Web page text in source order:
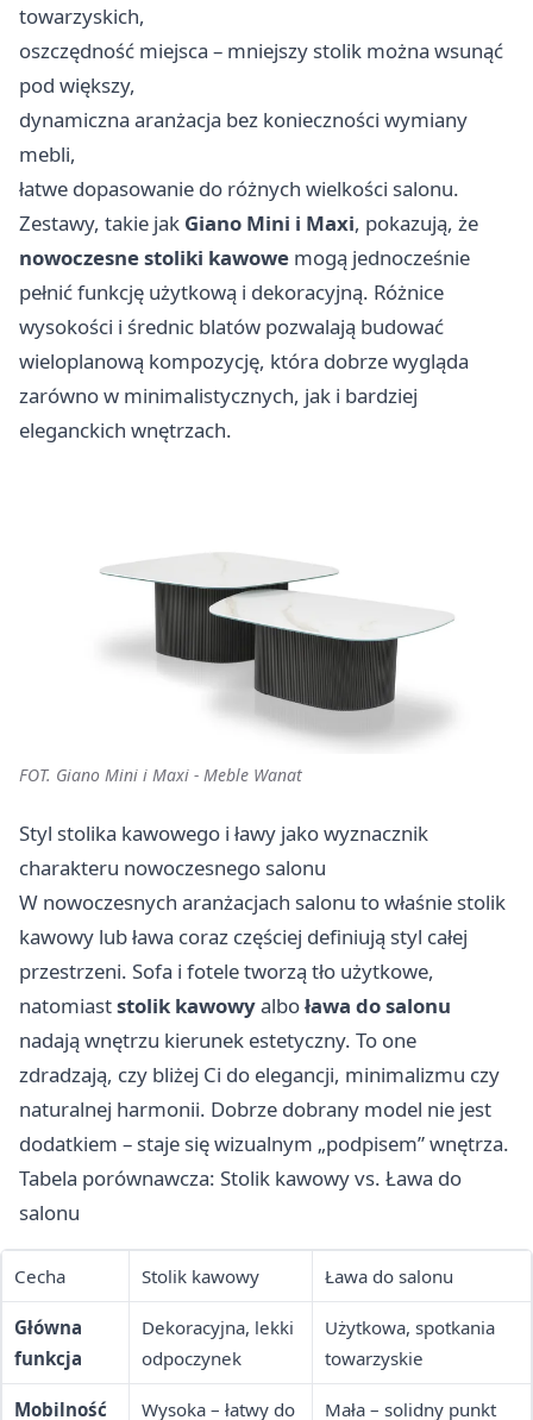
towarzyskich,
oszczędność miejsca – mniejszy stolik można wsunąć
pod większy,
dynamiczna aranżacja bez konieczności wymiany
mebli,
łatwe dopasowanie do różnych wielkości salonu.
Zestawy, takie jak Giano Mini i Maxi, pokazują, że
nowoczesne stoliki kawowe mogą jednocześnie
pełnić funkcję użytkową i dekoracyjną. Różnice
wysokości i średnic blatów pozwalają budować
wieloplanową kompozycję, która dobrze wygląda
zarówno w minimalistycznych, jak i bardziej
eleganckich wnętrzach.
FOT. Giano Mini i Maxi - Meble Wanat
Styl stolika kawowego i ławy jako wyznacznik
charakteru nowoczesnego salonu
W nowoczesnych aranżacjach salonu to właśnie stolik
kawowy lub ława coraz częściej definiują styl całej
przestrzeni. Sofa i fotele tworzą tło użytkowe,
natomiaststolik kawowyalboława do salonu
nadają wnętrzu kierunek estetyczny. To one
zdradzają, czy bliżej Ci do elegancji, minimalizmu czy
naturalnej harmonii. Dobrze dobrany model nie jest
dodatkiem – staje się wizualnym „podpisem” wnętrza.
Tabela porównawcza: Stolik kawowy vs. Ława do
salonu
Cecha Stolik kawowy Ława do salonu
Główna
funkcja
Dekoracyjna, lekki
odpoczynek
Użytkowa, spotkania
towarzyskie
Mobilność Wysoka – łatwy do Mała – solidny punkt